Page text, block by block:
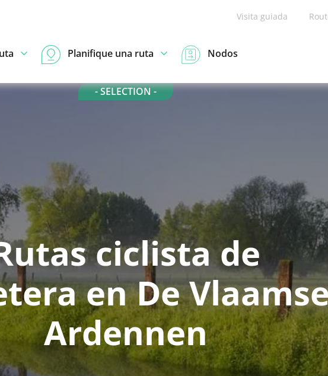
Visita guiada
Planifique una ruta Nodos
- SELECTION -
ciclista de
en De
Ardennen